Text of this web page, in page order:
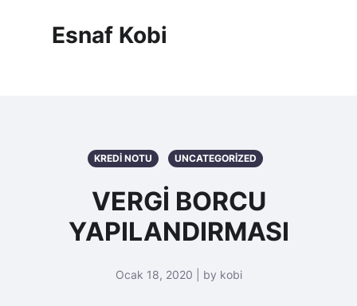
Esnaf Kobi
KREDİ NOTU UNCATEGORIZED
VERGİ BORCU
YAPILANDIRMASI
Ocak 18, 2020 | by kobi